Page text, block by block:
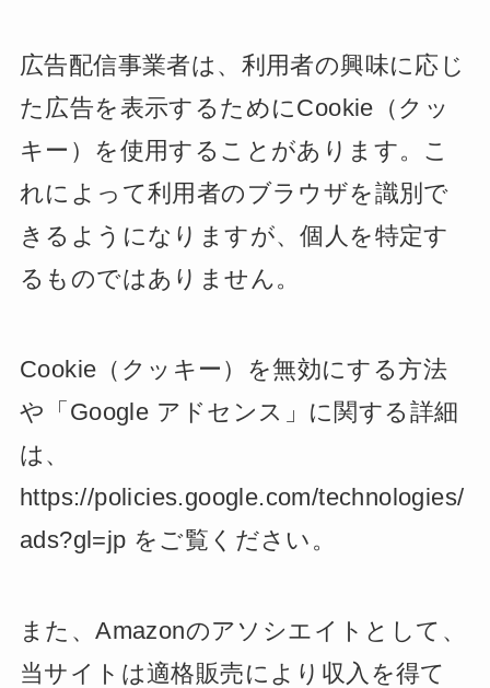
広告配信事業者は、利用者の興味に応じ
た広告を表示するためにCookie（クッ
キー）を使用することがあります。こ
れによって利用者のブラウザを識別で
きるようになりますが、個人を特定す
るものではありません。
Cookie（クッキー）を無効にする方法
や「Google アドセンス」に関する詳細
は、
https://policies.google.com/technologies/
ads?gl=jp をご覧ください。
また、Amazonのアソシエイトとして、
当サイトは適格販売により収入を得て